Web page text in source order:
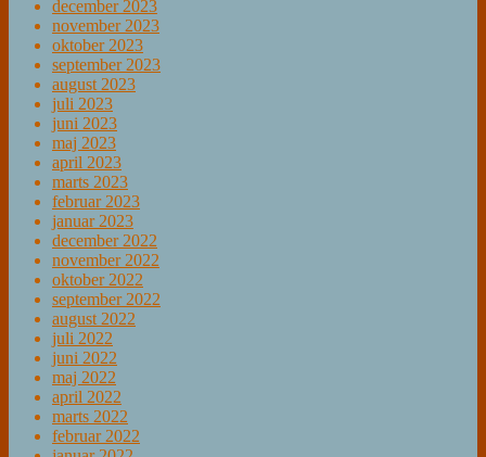
december 2023
november 2023
oktober 2023
september 2023
august 2023
juli 2023
juni 2023
maj 2023
april 2023
marts 2023
februar 2023
januar 2023
december 2022
november 2022
oktober 2022
september 2022
august 2022
juli 2022
juni 2022
maj 2022
april 2022
marts 2022
februar 2022